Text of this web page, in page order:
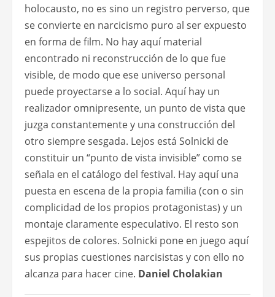
holocausto, no es sino un registro perverso, que
se convierte en narcicismo puro al ser expuesto
en forma de film. No hay aquí material
encontrado ni reconstrucción de lo que fue
visible, de modo que ese universo personal
puede proyectarse a lo social. Aquí hay un
realizador omnipresente, un punto de vista que
juzga constantemente y una construcción del
otro siempre sesgada. Lejos está Solnicki de
constituir un “punto de vista invisible” como se
señala en el catálogo del festival. Hay aquí una
puesta en escena de la propia familia (con o sin
complicidad de los propios protagonistas) y un
montaje claramente especulativo. El resto son
espejitos de colores. Solnicki pone en juego aquí
sus propias cuestiones narcisistas y con ello no
alcanza para hacer cine. Daniel Cholakian